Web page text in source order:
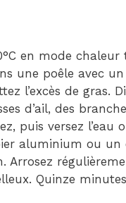
en mode
une poêle avec
l’excès de gras.
d’ail, des
puis versez
aluminium ou
Arrosez
Quinze